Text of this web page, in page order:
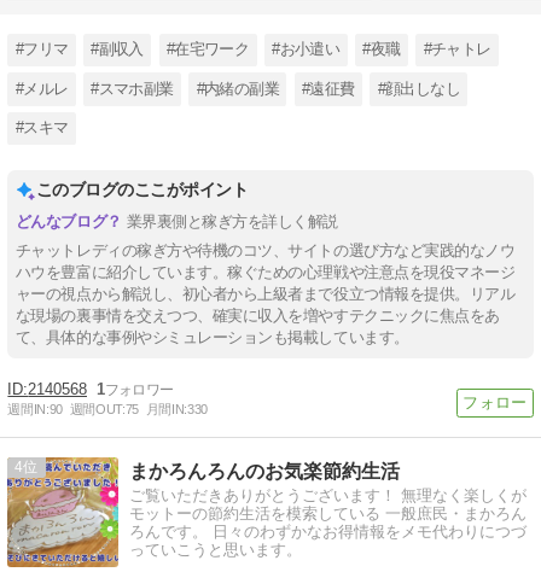
#フリマ #副収入 #在宅ワーク #お小遣い #夜職 #チャトレ
#メルレ #スマホ副業 #内緒の副業 #遠征費 #顔出しなし
#スキマ
このブログのここがポイント
業界裏側と稼ぎ方を詳しく解説
チャットレディの稼ぎ方や待機のコツ、サイトの選び方など実践的なノウ
ハウを豊富に紹介しています。稼ぐための心理戦や注意点を現役マネージ
ャーの視点から解説し、初心者から上級者まで役立つ情報を提供。リアル
な現場の裏事情を交えつつ、確実に収入を増やすテクニックに焦点をあ
て、具体的な事例やシミュレーションも掲載しています。
2140568 1
週間IN:90 週間OUT:75 月間IN:330
4 まかろんろんのお気楽節約生活
ご覧いただきありがとうございます！ 無理なく楽しくが
モットーの節約生活を模索している 一般庶民・まかろん
ろんです。 日々のわずかなお得情報をメモ代わりにつづ
っていこうと思います。